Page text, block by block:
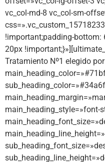
vc_col-md-8 vc_col-sm-
!important;padding-
20px
Tratamiento Nº1 elegido
main_heading_style=»font-